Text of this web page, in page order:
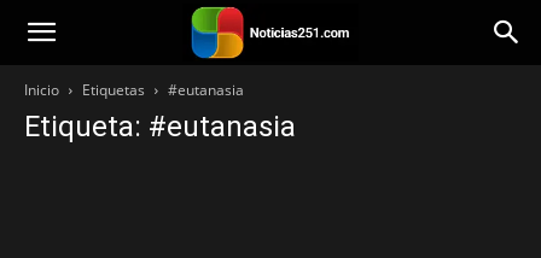
Noticias251
Inicio Etiquetas #eutanasia
Etiqueta: #eutanasia